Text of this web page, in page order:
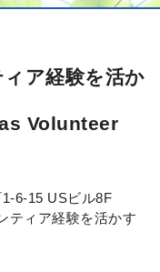
ア経験を活か
Volunteer
6-15 USビル8F
ティア経験を活かす